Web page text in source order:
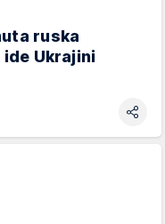
ruska
Ukrajini